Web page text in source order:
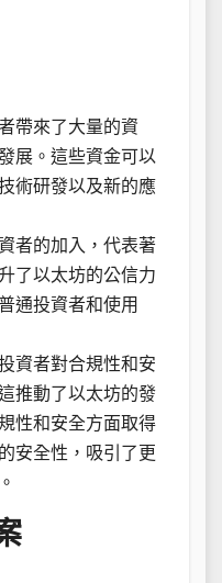
帶來了大量的資
展。這些資金可以
術研發以及新的應
者的加入，代表著
了以太坊的公信力
通投資者和使用
資者對合規性和安
推動了以太坊的發
性和安全方面取得
安全性，吸引了更